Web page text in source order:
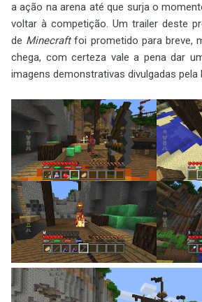
a ação na arena até que surja o
voltar à competição. Um trailer deste
de Minecraftfoi prometido para breve,
chega, com certeza vale a pena dar
imagens demonstrativas divulgadas pela